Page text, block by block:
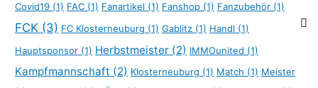
Covid19 (1) FAC (1) Fanartikel (1) Fanshop (1) Fanzubehör (1)
FCK (3) FC Klosterneuburg (1) Gablitz (1) Handl (1)
Hauptsponsor (1) Herbstmeister (2) IMMOunited (1)
Kampfmannschaft (2) Klosterneuburg (1) Match (1) Meister